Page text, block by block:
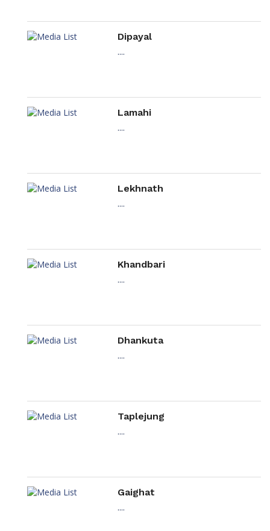
Dipayal
....
Lamahi
....
Lekhnath
....
Khandbari
....
Dhankuta
....
Taplejung
....
Gaighat
....